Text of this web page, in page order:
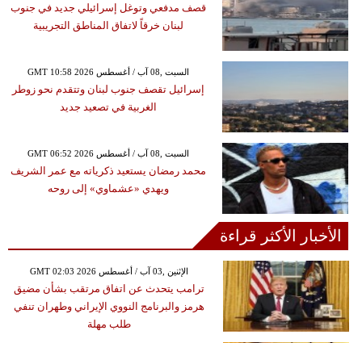
قصف مدفعي وتوغل إسرائيلي جديد في جنوب
لبنان خرقاً لاتفاق المناطق التجريبية
GMT 10:58 2026 السبت ,08 آب / أغسطس
إسرائيل تقصف جنوب لبنان وتتقدم نحو زوطر
الغربية في تصعيد جديد
GMT 06:52 2026 السبت ,08 آب / أغسطس
محمد رمضان يستعيد ذكرياته مع عمر الشريف
ويهدي «عشماوي» إلى روحه
الأخبار الأكثر قراءة
GMT 02:03 2026 الإثنين ,03 آب / أغسطس
ترامب يتحدث عن اتفاق مرتقب بشأن مضيق
هرمز والبرنامج النووي الإيراني وطهران تنفي
طلب مهلة